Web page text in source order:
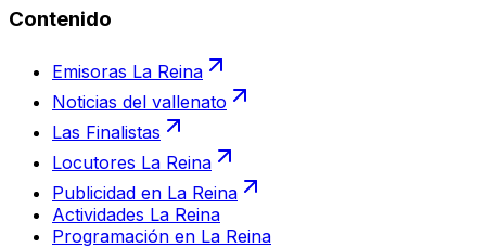
Contenido
Emisoras La Reina
Noticias del vallenato
Las Finalistas
Locutores La Reina
Publicidad en La Reina
Actividades La Reina
Programación en La Reina